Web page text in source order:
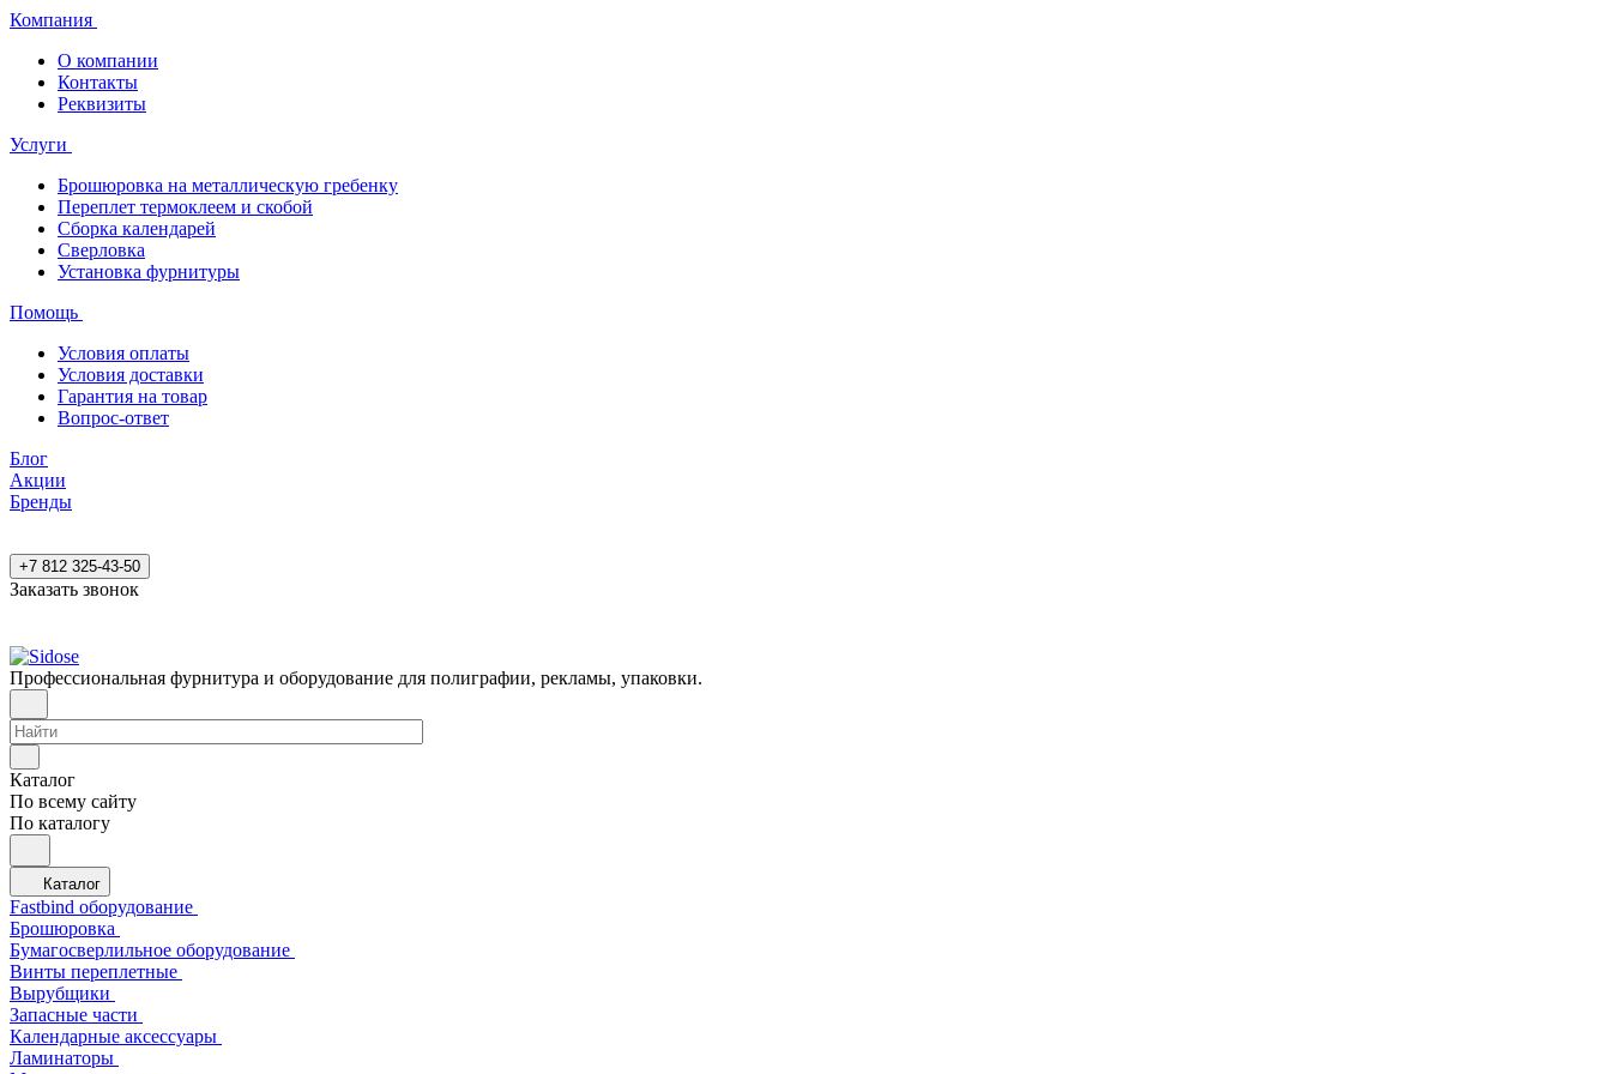
Компания
О компании
Контакты
Реквизиты
Услуги
Брошюровка на металлическую гребенку
Переплет термоклеем и скобой
Сборка календарей
Сверловка
Установка фурнитуры
Помощь
Условия оплаты
Условия доставки
Гарантия на товар
Вопрос-ответ
Блог
Акции
Бренды
+7 812 325-43-50
Заказать звонок
Профессиональная фурнитура и оборудование для полиграфии, рекламы, упаковки.
Каталог
По всему сайту
По каталогу
Каталог
Fastbind оборудование
Брошюровка
Бумагосверлильное оборудование
Винты переплетные
Вырубщики
Запасные части
Календарные аксессуары
Ламинаторы